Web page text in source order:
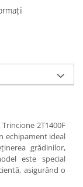
2T1400F
echipament ideal
grădinilor,
este special
asigurând o